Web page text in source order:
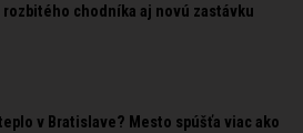
rozbitého chodníka aj novú zastávku
v Bratislave? Mesto spúšťa viac ako